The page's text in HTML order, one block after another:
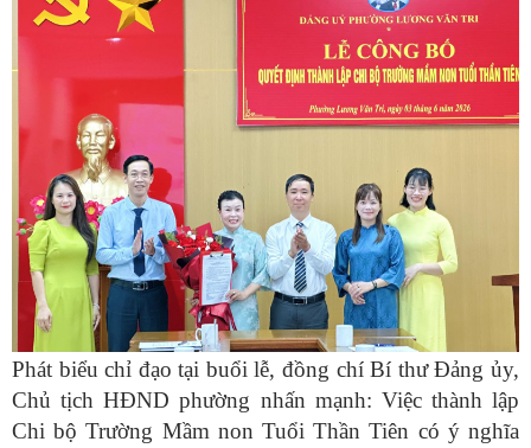
Phát biểu chỉ đạo tại buổi lễ, đồng chí Bí thư Đảng ủy,
Chủ tịch HĐND phường nhấn mạnh: Việc thành lập
Chi bộ Trường Mầm non Tuổi Thần Tiên có ý nghĩa